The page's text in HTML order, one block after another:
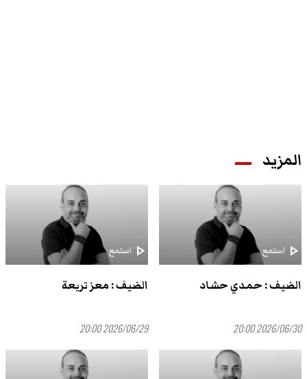
المزيد
play_arrow استمع
الضيف : حمدي حشاد
2026/06/30 20:00
play_arrow استمع
الضيف : معز تريعة
2026/06/29 20:00